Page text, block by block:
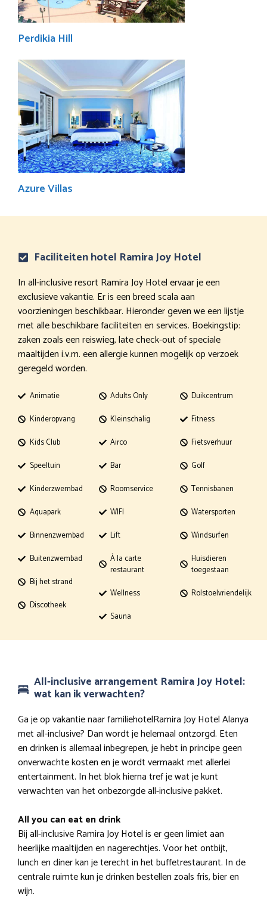
Perdikia Hill
Azure Villas
Faciliteiten hotel Ramira Joy Hotel
In all-inclusive resort Ramira Joy Hotel ervaar je een
exclusieve vakantie. Er is een breed scala aan
voorzieningen beschikbaar. Hieronder geven we een lijstje
met alle beschikbare faciliteiten en services. Boekingstip:
zaken zoals een reiswieg, late check-out of speciale
maaltijden i.v.m. een allergie kunnen mogelijk op verzoek
geregeld worden.
Animatie
Kinderopvang
Kids Club
Speeltuin
Kinderzwembad
Aquapark
Binnenzwembad
Buitenzwembad
Bij het strand
Discotheek
Adults Only
Kleinschalig
Airco
Bar
Roomservice
WIFI
Lift
À la carte
restaurant
Wellness
Sauna
Duikcentrum
Fitness
Fietsverhuur
Golf
Tennisbanen
Watersporten
Windsurfen
Huisdieren
toegestaan
Rolstoelvriendelijk
All-inclusive arrangement Ramira Joy Hotel:
wat kan ik verwachten?
Ga je op vakantie naar familiehotelRamira Joy Hotel Alanya
met all-inclusive? Dan wordt je helemaal ontzorgd. Eten
en drinken is allemaal inbegrepen, je hebt in principe geen
onverwachte kosten en je wordt vermaakt met allerlei
entertainment. In het blok hierna tref je wat je kunt
verwachten van het onbezorgde all-inclusive pakket.
All you can eat en drink
Bij all-inclusive Ramira Joy Hotel is er geen limiet aan
heerlijke maaltijden en nagerechtjes. Voor het ontbijt,
lunch en diner kan je terecht in het buffetrestaurant. In de
centrale ruimte kun je drinken bestellen zoals fris, bier en
wijn.